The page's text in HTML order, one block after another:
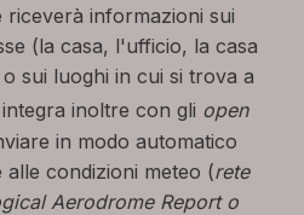
riceverà informazioni sui
(la casa, l'ufficio, la casa
sui luoghi in cui si trova a
inoltre con gli open
in modo automatico
condizioni meteo (rete
Aerodrome Report o